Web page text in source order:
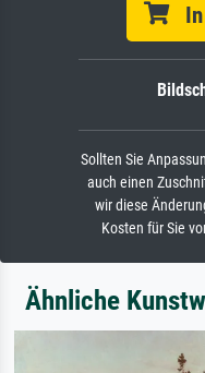
In
Sollten Sie
auch einen
wir diese
Kosten für Sie
Ähnliche